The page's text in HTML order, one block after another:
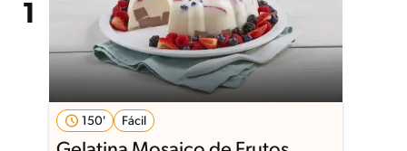
150' Fácil